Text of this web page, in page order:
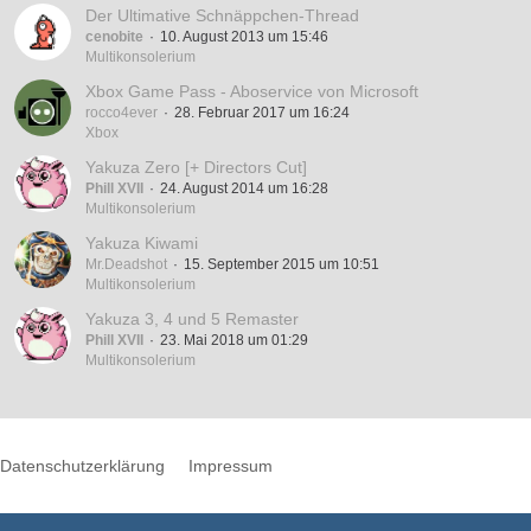
Der Ultimative Schnäppchen-Thread
cenobite
10. August 2013 um 15:46
Multikonsolerium
Xbox Game Pass - Aboservice von Microsoft
rocco4ever
28. Februar 2017 um 16:24
Xbox
Yakuza Zero [+ Directors Cut]
Phill XVII
24. August 2014 um 16:28
Multikonsolerium
Yakuza Kiwami
Mr.Deadshot
15. September 2015 um 10:51
Multikonsolerium
Yakuza 3, 4 und 5 Remaster
Phill XVII
23. Mai 2018 um 01:29
Multikonsolerium
Datenschutzerklärung Impressum